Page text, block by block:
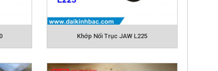
MH
Khớp Nối Trục JAW L225